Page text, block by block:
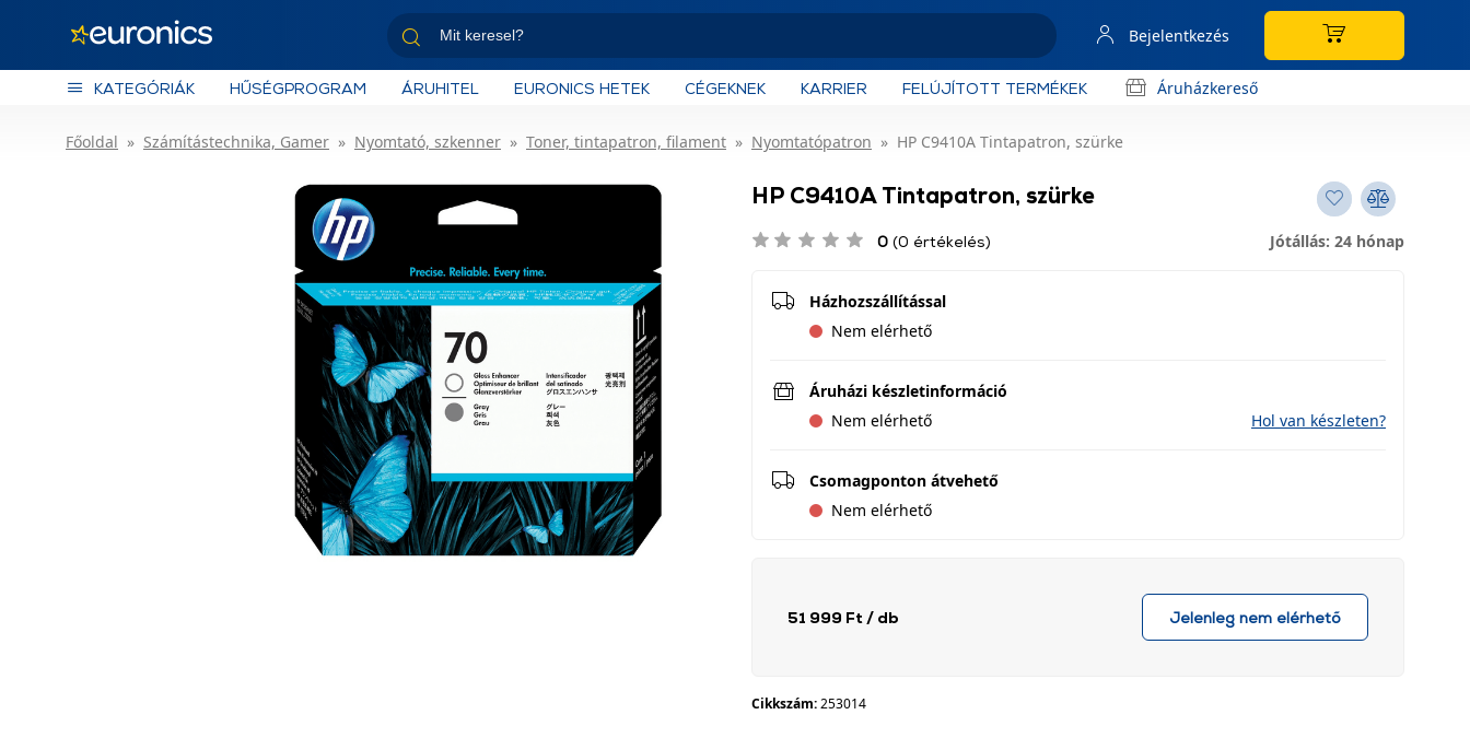
Bejelentkezés
KATEGÓRIÁK HŰSÉGPROGRAM ÁRUHITEL EURONICS HETEK CÉGEKNEK KARRIER FELÚJÍTOTT TERMÉKEK Áruházkereső
Főoldal Számítástechnika, Gamer Nyomtató, szkenner Toner, tintapatron, filament Nyomtatópatron HP C9410A Tintapatron, szürke
HP C9410A Tintapatron, szürke
0 (0 értékelés) Jótállás: 24 hónap
Házhozszállítással
Nem elérhető
Áruházi készletinformáció
Nem elérhető
Hol van készleten?
Csomagponton átvehető
Nem elérhető
51 999 Ft / db Jelenleg nem elérhető
Cikkszám:253014